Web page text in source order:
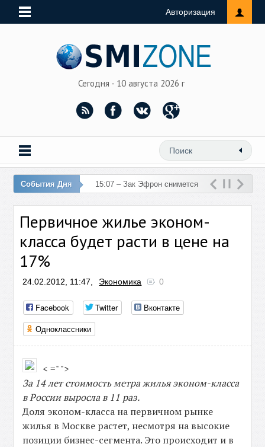
Авторизация
Сегодня - 10 августа 2026 г
События Дня 15:07 – Зак Эфрон снимется
Первичное жилье эконом-
класса будет расти в цене на
17%
24.02.2012, 11:47, Экономика 0
Facebook Twitter
Вконтакте
Одноклассники
< =" ">
За 14 лет стоимость метра жилья эконом-класса
в России выросла в 11 раз.
Доля эконом-класса на первичном рынке
жилья в Москве растет, несмотря на высокие
позиции бизнес-сегмента. Это происходит и в